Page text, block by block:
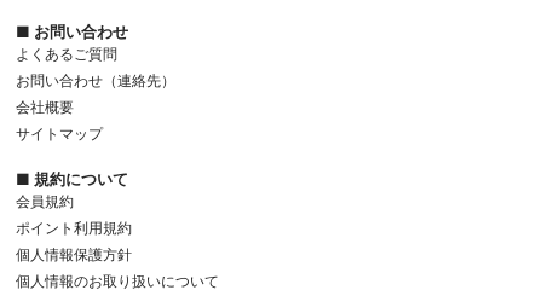
■ お問い合わせ
よくあるご質問
お問い合わせ（連絡先）
会社概要
サイトマップ
■ 規約について
会員規約
ポイント利用規約
個人情報保護方針
個人情報のお取り扱いについて